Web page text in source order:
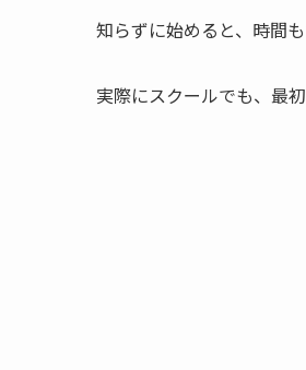
知らずに始めると、時間
実際にスクールでも、最